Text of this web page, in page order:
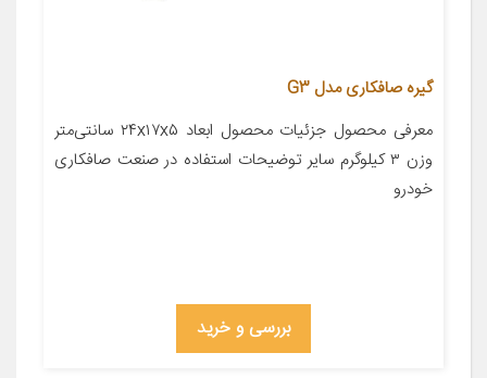
گیره صافکاری مدل G3
معرفی محصول جزئیات محصول ابعاد ۲۴x۱۷x۵ سانتی‌متر
وزن ۳ کیلوگرم سایر توضیحات استفاده در صنعت صافکاری
خودرو
بررسی و خرید